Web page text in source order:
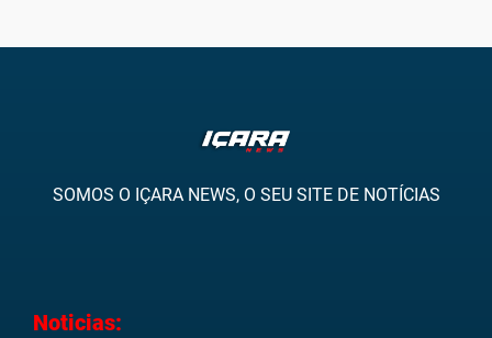
SOMOS O IÇARA NEWS, O SEU SITE DE NOTÍCIAS
Noticias: